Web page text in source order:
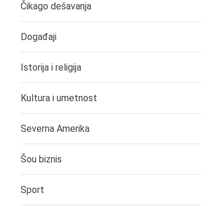
Čikago dešavanja
Događaji
Istorija i religija
Kultura i umetnost
Severna Amerika
Šou biznis
Sport